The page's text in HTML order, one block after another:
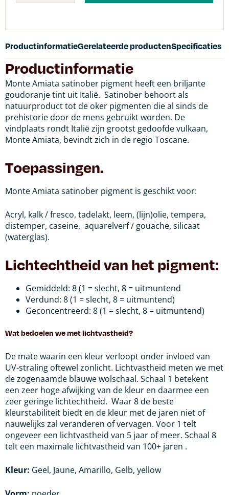
ProductinformatieGerelateerde productenSpecificaties
Productinformatie
Monte Amiata satinober pigment heeft een briljante
goudoranje tint uit Italië. Satinober behoort als
natuurproduct tot de oker pigmenten die al sinds de
prehistorie door de mens gebruikt worden. De
vindplaats rondt Italië zijn grootst gedoofde vulkaan,
Monte Amiata, bevindt zich in de regio Toscane.
Toepassingen.
Monte Amiata satinober pigment is geschikt voor:
Acryl, kalk / fresco, tadelakt, leem, (lijn)olie, tempera,
distemper, caseine, aquarelverf / gouache, silicaat
(waterglas).
Lichtechtheid van het pigment:
Gemiddeld: 8 (1 = slecht, 8 = uitmuntend
Verdund: 8 (1 = slecht, 8 = uitmuntend)
Geconcentreerd: 8 (1 = slecht, 8 = uitmuntend)
Wat bedoelen we met lichtvastheid?
De mate waarin een kleur verloopt onder invloed van
UV-straling oftewel zonlicht. Lichtvastheid meten we met
de zogenaamde blauwe wolschaal. Schaal 1 betekent
een zeer hoge afwijking van de kleur en daarmee een
zeer geringe lichtechtheid. Waar 8 de beste
kleurstabiliteit biedt en de kleur met de jaren niet of
nauwelijks zal veranderen of vervagen. Voor 1 telt
ongeveer een lichtvastheid van 5 jaar of meer. Schaal 8
telt een maximale lichtvastheid van 100+ jaren .
Kleur: Geel, Jaune, Amarillo, Gelb, yellow